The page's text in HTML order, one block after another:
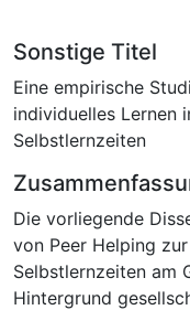
Sonstige Titel
Eine empirische
individuelles Lernen
Selbstlernzeiten
Die vorliegende
von Peer Helping
Selbstlernzeiten am
Hintergrund